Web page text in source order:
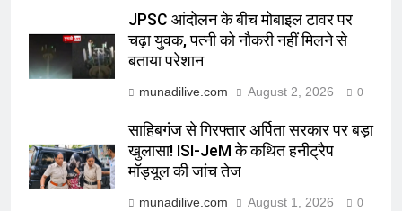
JPSC आंदोलन के बीच मोबाइल टावर पर
चढ़ा युवक, पत्नी को नौकरी नहीं मिलने से
बताया परेशान
munadilive.com August 2, 2026 0
साहिबगंज से गिरफ्तार अर्पिता सरकार पर बड़ा
खुलासा! ISI-JeM के कथित हनीट्रैप
मॉड्यूल की जांच तेज
munadilive.com August 1, 2026 0